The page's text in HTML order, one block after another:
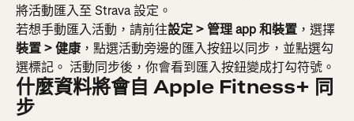
將活動匯入至 Strava 設定。
若想手動匯入活動，請前往設定 > 管理 app 和裝置 ，選擇
裝置 > 健康 ，點選活動旁邊的匯入按鈕以同步，並點選勾
選標記。 活動同步後，你會看到匯入按鈕變成打勾符號。
什麼資料將會自 Apple Fitness+ 同
步